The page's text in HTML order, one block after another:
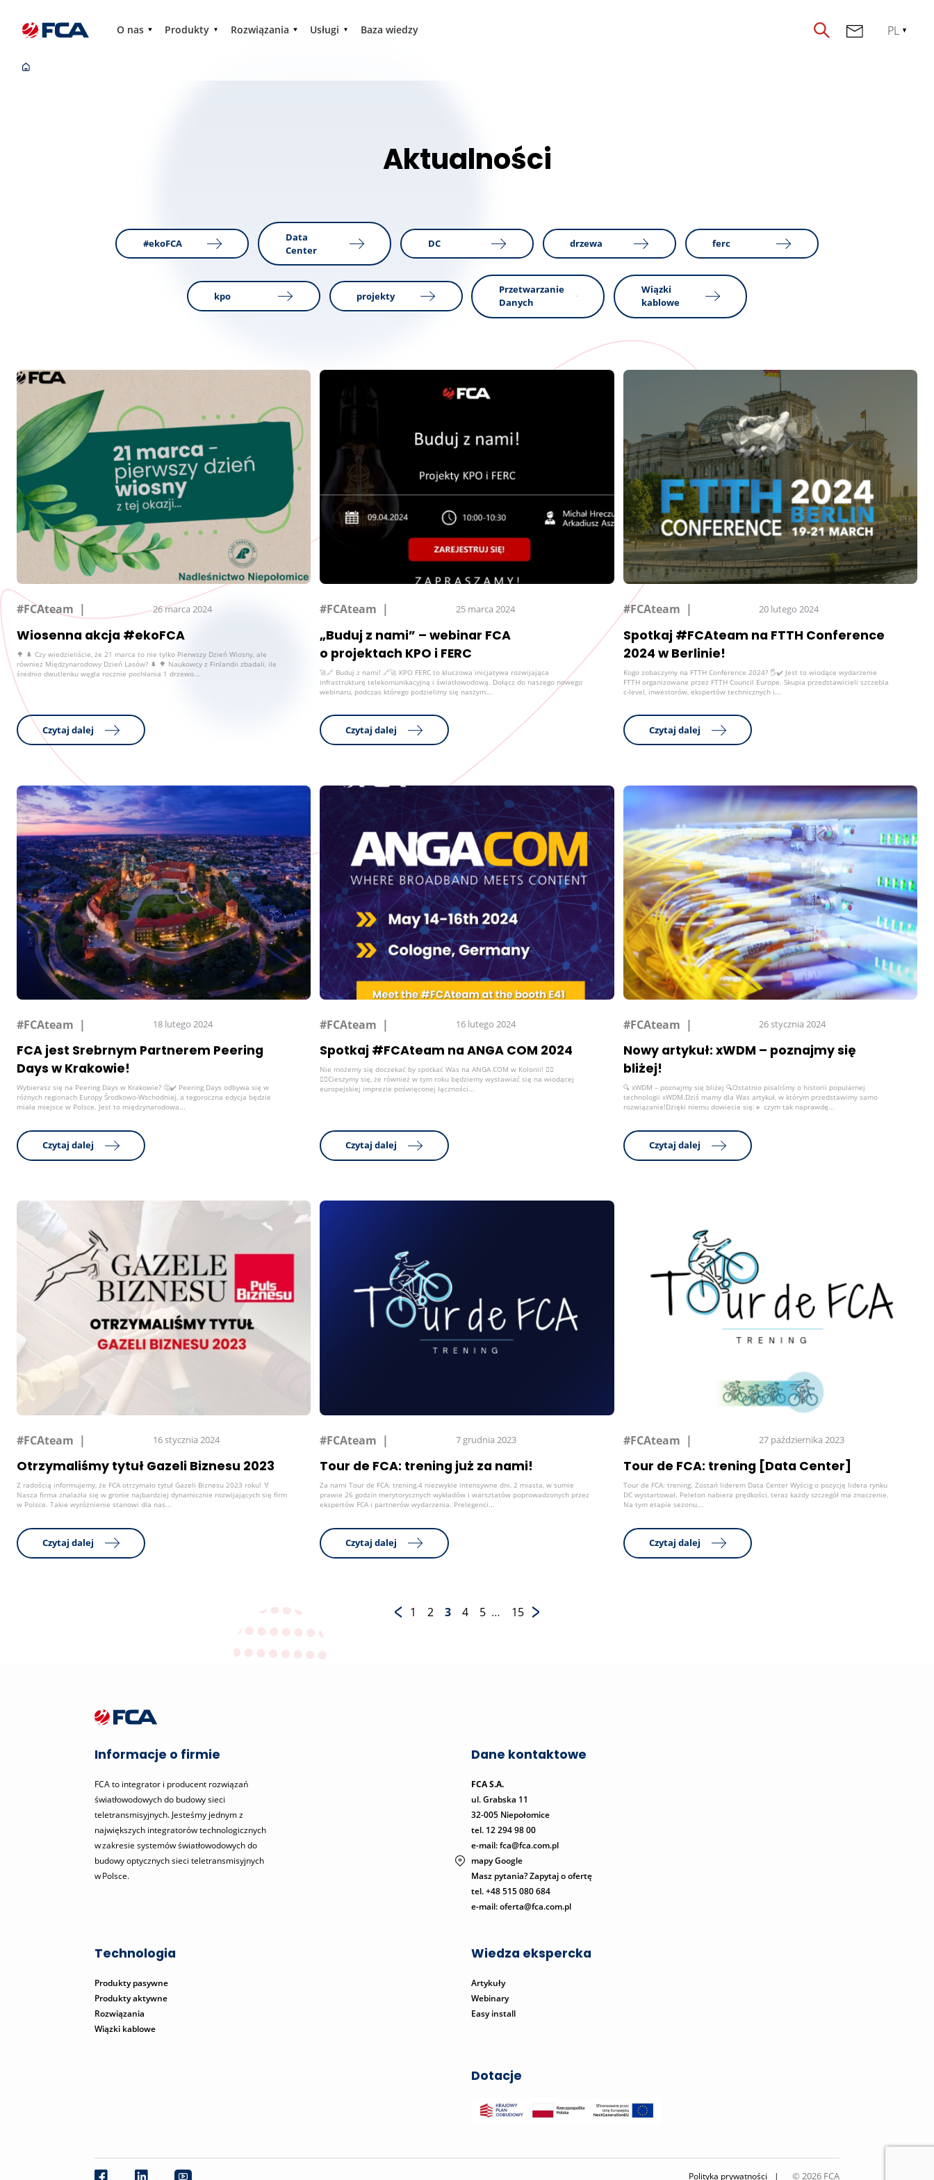
O nas Produkty Rozwiązania Usługi Baza wiedzy PL
Aktualności
#ekoFCA
Data
Center
DC drzewa ferc
kpo projekty
Przetwarzanie
Danych
Wiązki
kablowe
#FCAteam 26 marca 2024
Wiosenna akcja #ekoFCA
🌳 🌲 Czy wiedzieliście, że 21 marca to nie tylko Pierwszy Dzień Wiosny, ale
również Międzynarodowy Dzień Lasów? 🌲 🌳 Naukowcy z Finlandii zbadali, ile
średnio dwutlenku węgla rocznie pochłania 1 drzewo...
Czytaj dalej
#FCAteam 25 marca 2024
„Buduj z nami” – webinar FCA
o projektach KPO i FERC
🚀🔗 Buduj z nami! 🔗🚀 KPO FERC to kluczowa inicjatywa rozwijająca
infrastrukturę telekomunikacyjną i światłowodową. Dołącz do naszego nowego
webinaru, podczas którego podzielimy się naszym...
Czytaj dalej
#FCAteam 20 lutego 2024
Spotkaj #FCAteam na FTTH Conference
2024 w Berlinie!
Kogo zobaczymy na FTTH Conference 2024? 🖐✔️ Jest to wiodące wydarzenie
FTTH organizowane przez FTTH Council Europe. Skupia przedstawicieli szczebla
c-level, inwestorów, ekspertów technicznych i...
Czytaj dalej
#FCAteam 18 lutego 2024
FCA jest Srebrnym Partnerem Peering
Days w Krakowie!
Wybierasz się na Peering Days w Krakowie? 🤔✔️ Peering Days odbywa się w
różnych regionach Europy Środkowo-Wschodniej, a tegoroczna edycja będzie
miała miejsce w Polsce. Jest to międzynarodowa...
Czytaj dalej
#FCAteam 16 lutego 2024
Spotkaj #FCAteam na ANGA COM 2024
Nie możemy się doczekać by spotkać Was na ANGA COM w Kolonii! 🙋‍♂️
🙋‍♀️Cieszymy się, że również w tym roku będziemy wystawiać się na wiodącej
europejskiej imprezie poświęconej łączności...
Czytaj dalej
#FCAteam 26 stycznia 2024
Nowy artykuł: xWDM – poznajmy się
bliżej!
🔍 xWDM – poznajmy się bliżej 🔍Ostatnio pisaliśmy o historii popularnej
technologii xWDM.Dziś mamy dla Was artykuł, w którym przedstawimy samo
rozwiązanie!Dzięki niemu dowiecie się:🔹 czym tak naprawdę...
Czytaj dalej
#FCAteam 16 stycznia 2024
Otrzymaliśmy tytuł Gazeli Biznesu 2023
Z radością informujemy, że FCA otrzymało tytuł Gazeli Biznesu 2023 roku! 🏅
Nasza firma znalazła się w gronie najbardziej dynamicznie rozwijających się firm
w Polsce. Takie wyróżnienie stanowi dla nas...
Czytaj dalej
#FCAteam 7 grudnia 2023
Tour de FCA: trening już za nami!
Za nami Tour de FCA: trening.4 niezwykle intensywne dni, 2 miasta, w sumie
prawie 26 godzin merytorycznych wykładów i warsztatów poprowadzonych przez
ekspertów FCA i partnerów wydarzenia. Prelegenci...
Czytaj dalej
#FCAteam 27 października 2023
Tour de FCA: trening [Data Center]
Tour de FCA: trening. Zostań liderem Data Center Wyścig o pozycję lidera rynku
DC wystartował. Peleton nabiera prędkości, teraz każdy szczegół ma znaczenie.
Na tym etapie sezonu...
Czytaj dalej
1 2 3 4 5 … 15
Informacje o firmie
FCA to integrator i producent rozwiązań
światłowodowych do budowy sieci
teletransmisyjnych. Jesteśmy jednym z
największych integratorów technologicznych
w zakresie systemów światłowodowych do
budowy optycznych sieci teletransmisyjnych
w Polsce.
Dane kontaktowe
FCA S.A.
ul. Grabska 11
32-005 Niepołomice
tel. 12 294 98 00
e-mail: fca@fca.com.pl
mapy Google
Masz pytania? Zapytaj o ofertę
tel. +48 515 080 684
e-mail:oferta@fca.com.pl
Technologia
Produkty pasywne
Produkty aktywne
Rozwiązania
Wiązki kablowe
Wiedza ekspercka
Artykuły
Webinary
Easy install
Dotacje
Polityka prywatności © 2026 FCA